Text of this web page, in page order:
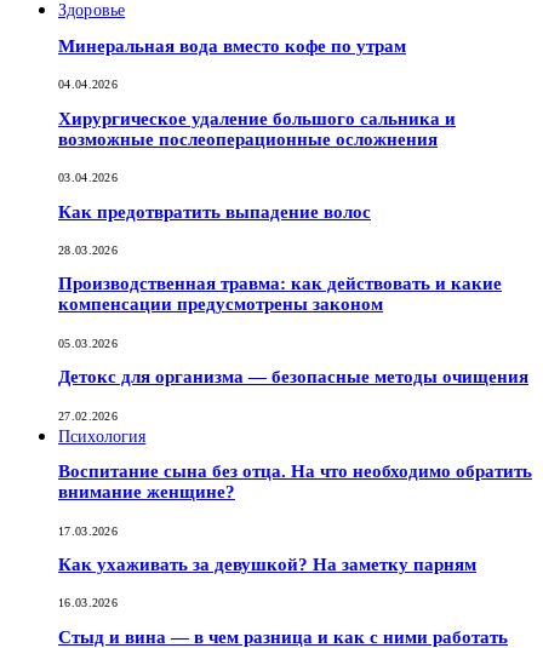
Здоровье
Минеральная вода вместо кофе по утрам
04.04.2026
Хирургическое удаление большого сальника и
возможные послеоперационные осложнения
03.04.2026
Как предотвратить выпадение волос
28.03.2026
Производственная травма: как действовать и какие
компенсации предусмотрены законом
05.03.2026
Детокс для организма — безопасные методы очищения
27.02.2026
Психология
Воспитание сына без отца. На что необходимо обратить
внимание женщине?
17.03.2026
Как ухаживать за девушкой? На заметку парням
16.03.2026
Стыд и вина — в чем разница и как с ними работать